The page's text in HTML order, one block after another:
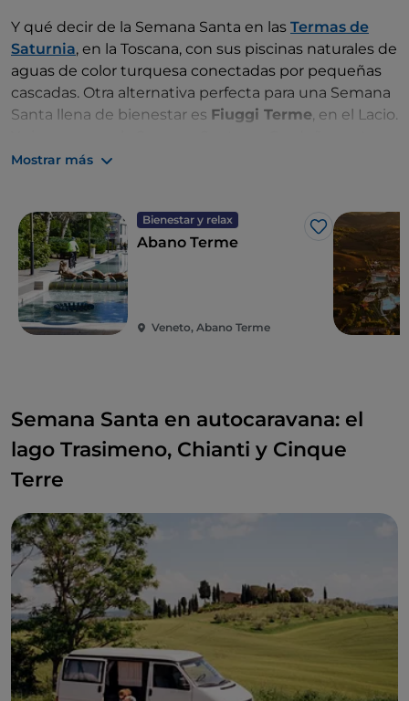
Y qué decir de la Semana Santa en las Termas de
Saturnia, en la Toscana, con sus piscinas naturales de
aguas de color turquesa conectadas por pequeñas
cascadas. Otra alternativa perfecta para una Semana
Santa llena de bienestar es Fiuggi Terme, en el Lacio.
pierdas lasTermas de Sardara
Mostrar más
Bienestar y relax
Me gusta
Abano Terme
Veneto, Abano Terme
Semana Santa en autocaravana: el
lago Trasimeno, Chianti y Cinque
Terre